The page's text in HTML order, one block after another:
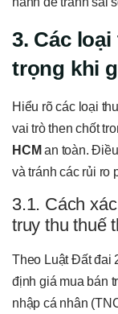
3. Các
trọng khi
Hiểu rõ các loại
vai trò then chốt
HCM an toàn.
và tránh các rủi ro
3.1. Cách
truy thu thuế
Theo Luật Đất đai
định giá mua bán
nhập cá nhân